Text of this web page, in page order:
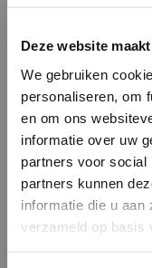
Deze website
We gebruiken
personaliseren, om
en om ons
informatie over uw
partners voor social
partners kunnen
informatie die u aan
verzameld op basis
Password
PENN&INK N.Y
BRAND